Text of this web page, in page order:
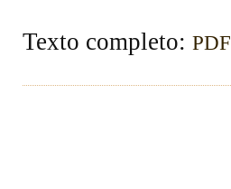
Texto completo: PDF